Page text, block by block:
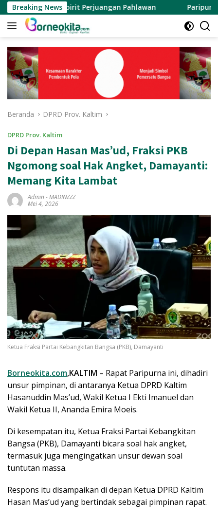
Langsung
ke
konten
Breaking News
Spirit Perjuangan Pahlawan Paripurna Internal
Beranda DPRD Prov. Kaltim
DPRD Prov. Kaltim
Di Depan Hasan Mas’ud, Fraksi PKB
Ngomong soal Hak Angket, Damayanti:
Memang Kita Lambat
Admin-MADINZZZ
Mei 4, 2026
Ketua Fraksi Partai Kebangkitan Bangsa (PKB), Damayanti
Borneokita.com,KALTIM – Rapat Paripurna ini, dihadiri
unsur pimpinan, di antaranya Ketua DPRD Kaltim
Hasanuddin Mas’ud, Wakil Ketua I Ekti Imanuel dan
Wakil Ketua II, Ananda Emira Moeis.
Di kesempatan itu, Ketua Fraksi Partai Kebangkitan
Bangsa (PKB), Damayanti bicara soal hak angket,
termasuk juga mengingatkan unsur dewan soal
tuntutan massa.
Respons itu disampaikan di depan Ketua DPRD Kaltim
Hasan Mas’ud yang bertindak sebagai pimpinan rapat.